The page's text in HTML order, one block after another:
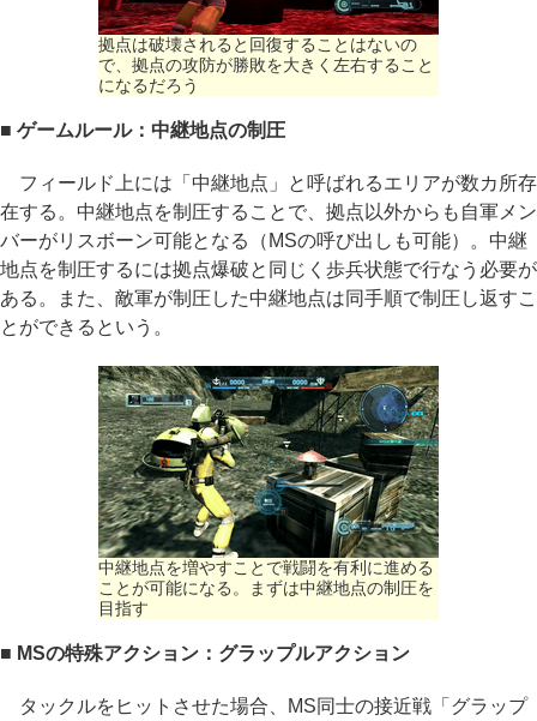
拠点は破壊されると回復することはないの
で、拠点の攻防が勝敗を大きく左右すること
になるだろう
■ ゲームルール：中継地点の制圧
フィールド上には「中継地点」と呼ばれるエリアが数カ所存
在する。中継地点を制圧することで、拠点以外からも自軍メン
バーがリスボーン可能となる（MSの呼び出しも可能）。中継
地点を制圧するには拠点爆破と同じく歩兵状態で行なう必要が
ある。また、敵軍が制圧した中継地点は同手順で制圧し返すこ
とができるという。
中継地点を増やすことで戦闘を有利に進める
ことが可能になる。まずは中継地点の制圧を
目指す
■ MSの特殊アクション：グラップルアクション
タックルをヒットさせた場合、MS同士の接近戦「グラップ